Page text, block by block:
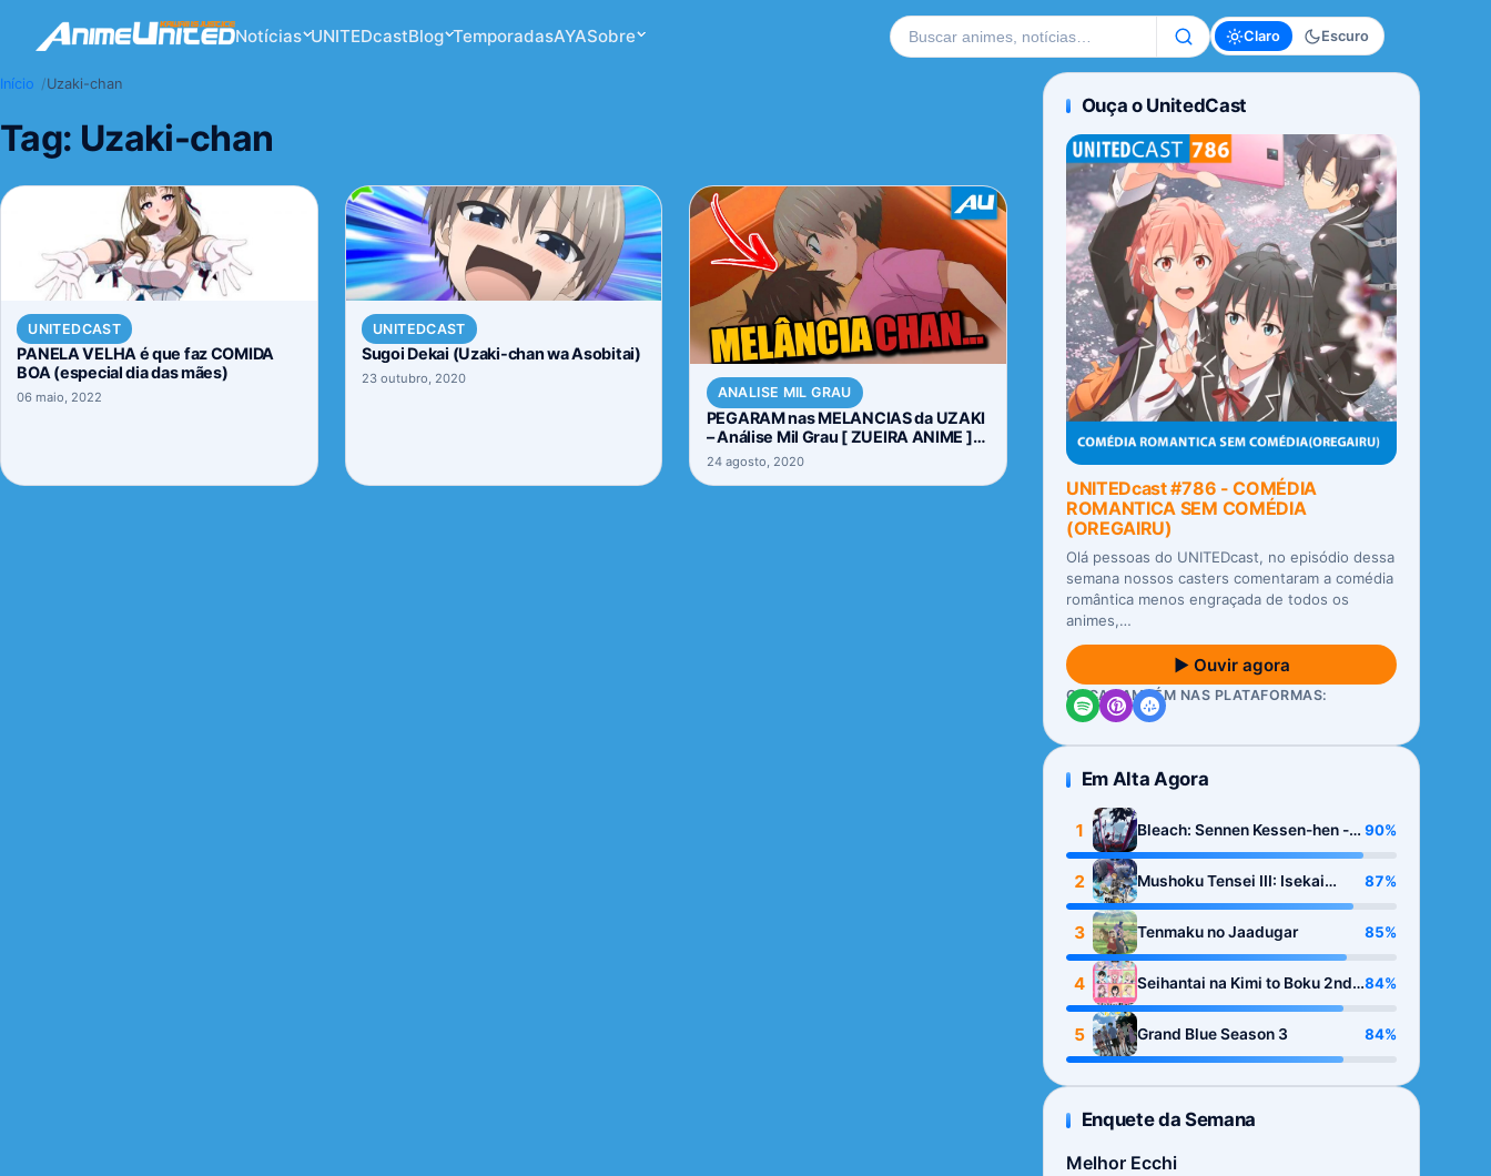
Notícias UNITEDcastBlog TemporadasAYASobre Buscar no site Claro Escuro
Início Uzaki-chan
Tag: Uzaki-chan
UNITEDCAST
PANELA VELHA é que faz COMIDA
BOA (especial dia das mães)
06 maio, 2022
UNITEDCAST
Sugoi Dekai (Uzaki-chan wa Asobitai)
23 outubro, 2020
ANALISE MIL GRAU
PEGARAM nas MELANCIAS da UZAKI
– Análise Mil Grau [ ZUEIRA ANIME ]
Uzaki-chan wa Asobitai
24 agosto, 2020
Ouça o UnitedCast
UNITEDcast #786 - COMÉDIA
ROMANTICA SEM COMÉDIA
(OREGAIRU)
Olá pessoas do UNITEDcast, no episódio dessa
semana nossos casters comentaram a comédia
romântica menos engraçada de todos os
animes,…
▶ Ouvir agora
OUÇA TAMBÉM NAS PLATAFORMAS:
Em Alta Agora
1
Bleach: Sennen Kessen-hen -
Kashin-tan
90%
2
Mushoku Tensei III: Isekai
Ittara Honki Dasu
87%
3 Tenmaku no Jaadugar 85%
4
Seihantai na Kimi to Boku 2nd
Season
84%
5 Grand Blue Season 3 84%
Enquete da Semana
Melhor Ecchi